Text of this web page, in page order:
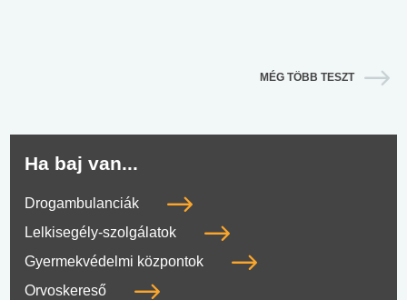
MÉG TÖBB TESZT
Ha baj van...
Drogambulanciák
Lelkisegély-szolgálatok
Gyermekvédelmi központok
Orvoskereső